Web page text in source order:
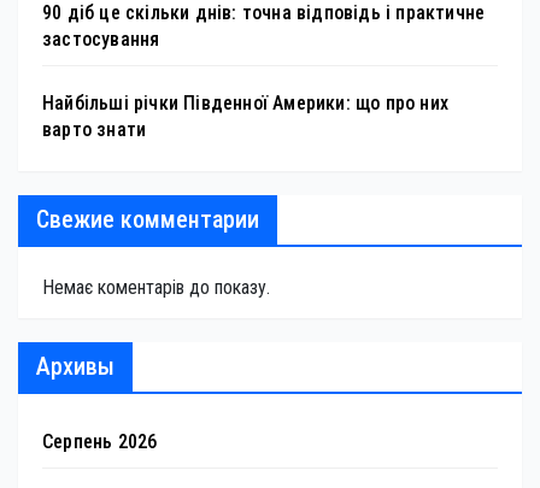
90 діб це скільки днів: точна відповідь і практичне
застосування
Найбільші річки Південної Америки: що про них
варто знати
Свежие комментарии
Немає коментарів до показу.
Архивы
Серпень 2026